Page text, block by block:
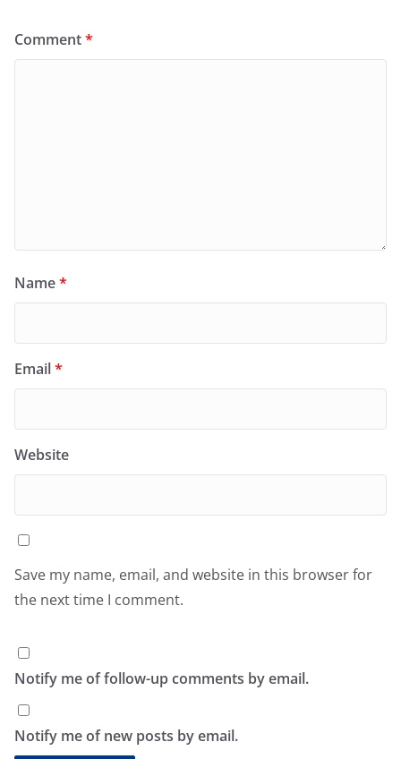
Comment*
Name*
Email*
Website
Save my name, email, and website in this browser for
the next time I comment.
Notify me of follow-up comments by email.
Notify me of new posts by email.